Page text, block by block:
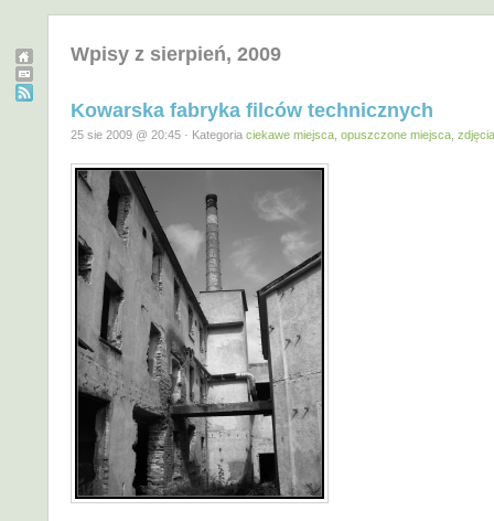
Wpisy z sierpień, 2009
Kowarska fabryka filców technicznych
25 sie 2009 @ 20:45 · Kategoria ciekawe miejsca opuszczone miejsca zdjęcia